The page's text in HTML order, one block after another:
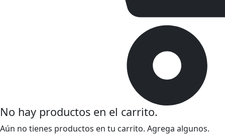
No hay productos en el carrito.
Aún no tienes productos en tu carrito. Agrega algunos.